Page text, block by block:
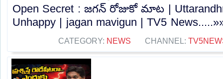
Open Secret : జగన్ రోజుకో మాట |
Unhappy | jagan mavigun | TV5
CATEGORY: NEWS CHANNEL: